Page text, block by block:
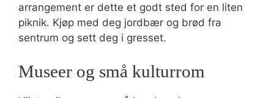
arrangement er dette et godt sted for en liten
piknik. Kjøp med deg jordbær og brød fra
sentrum og sett deg i gresset.
Museer og små kulturrom